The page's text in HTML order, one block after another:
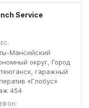
Service
Мансийский
округ, Город
гаражный
«Глобус»
454